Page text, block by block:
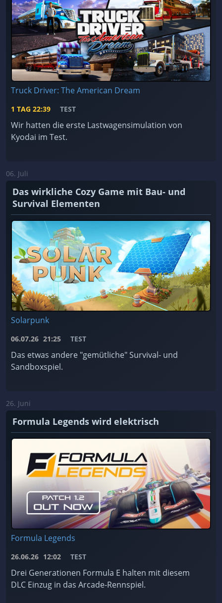
Truck Driver: The American Dream
1 TAG 22:39 TEST
Wir hatten die erste Lastwagensimulation von
Kyodai im Test.
06. Juli
Das wirkliche Cozy Game mit Bau- und
Survival Elementen
Solarpunk
06.07.26 21:25 TEST
Das etwas andere "gemütliche" Survival- und
Sandboxspiel.
26. Juni
Formula Legends wird elektrisch
Formula Legends
26.06.26 12:02 TEST
Drei Generationen Formula E halten mit diesem
DLC Einzug in das Arcade-Rennspiel.